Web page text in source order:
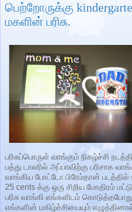
பெற்றோருக்கு
மகளின் பரிசு.
பரிசுப்பொருள் வாங்கும் நிகழ்ச்சி
பத்து டாலரில் அப்பாவிற்கு பரிசாக
வாங்கிய போட்டோ பிரேம்தான்
25 cents க்கு ஒரு சிறிய மோதிரம்
பரிசு வாங்கி எங்களிடம்
எங்களின் மகிழ்ச்சியையும்